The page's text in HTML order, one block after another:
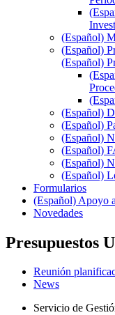
(Español)
(Español)
(Español)
(Español)
(Español)
(Español)
(Español)
(Español)
(Español)
Formularios
(Español) Apoyo
Novedades
Presupuestos
Reunión
News
Servicio de